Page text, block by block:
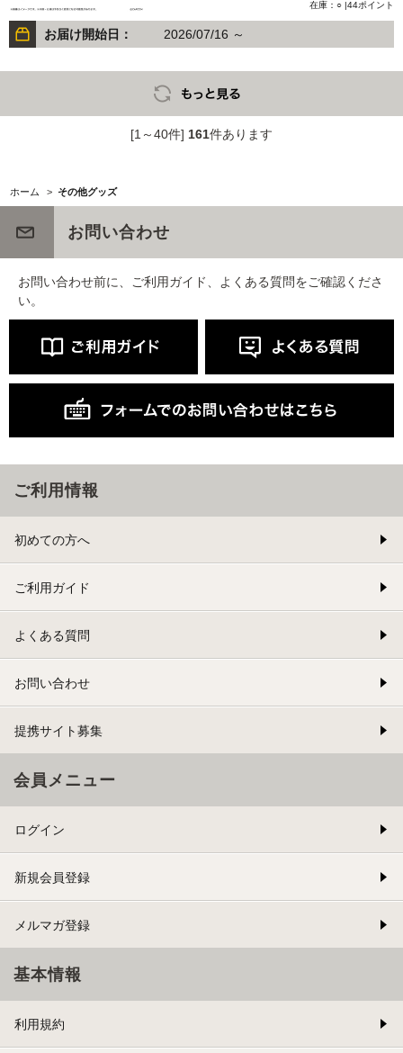
在庫：○ |44ポイント
お届け開始日： 2026/07/16 ～
[1～40件] 161件あります
ホーム > その他グッズ
お問い合わせ
お問い合わせ前に、ご利用ガイド、よくある質問をご確認くださ
い。
ご利用情報
初めての方へ
ご利用ガイド
よくある質問
お問い合わせ
提携サイト募集
会員メニュー
ログイン
新規会員登録
メルマガ登録
基本情報
利用規約